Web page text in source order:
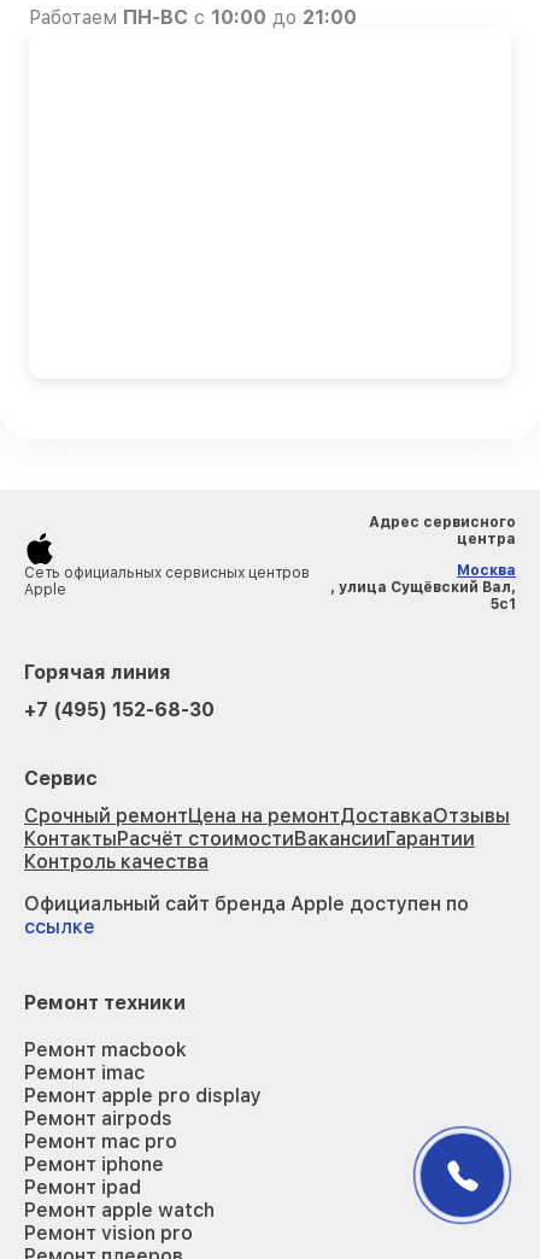
Работаем ПН-ВС с 10:00 до 21:00
Сеть официальных сервисных центров
Apple
Адрес сервисного
центра
Москва
, улица Сущёвский Вал,
5с1
Горячая линия
+7 (495) 152-68-30
Сервис
Срочный ремонтЦена на ремонтДоставкаОтзывы
КонтактыРасчёт стоимостиВакансииГарантии
Контроль качества
Официальный сайт бренда Apple доступен по
ссылке
Ремонт техники
Ремонт macbook
Ремонт imac
Ремонт apple pro display
Ремонт airpods
Ремонт mac pro
Ремонт iphone
Ремонт ipad
Ремонт apple watch
Ремонт vision pro